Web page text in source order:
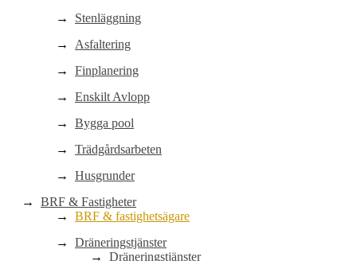
Stenläggning
Asfaltering
Finplanering
Enskilt Avlopp
Bygga pool
Trädgårdsarbeten
Husgrunder
BRF & Fastigheter
BRF & fastighetsägare
Dräneringstjänster
Dräneringstjänster